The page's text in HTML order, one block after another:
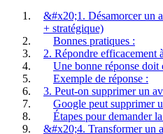
&#x20;1. Désamorcer un
+ stratégique)
Bonnes pratiques :
2. Répondre efficacement
Une bonne réponse doit
Exemple de réponse :
3. Peut-on supprimer un
Google peut supprimer
Étapes pour demander
&#x20;4. Transformer un